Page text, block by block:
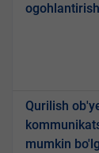
ogohlantirish
Qurilish
mumkin